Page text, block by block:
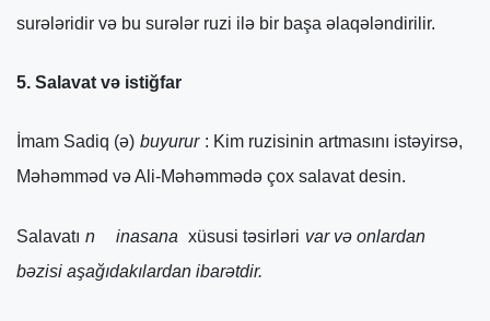
surələridir və bu surələr ruzi ilə bir başa əlaqələndirilir.
5. Salavat və istiğfar
İmam Sadiq (ə) buyurur : Kim ruzisinin artmasını istəyirsə,
Məhəmməd və Ali-Məhəmmədə çox salavat desin.
Salavatı n inasana xüsusi təsirləri var və onlardan
bəzisi aşağıdakılardan ibarətdir.